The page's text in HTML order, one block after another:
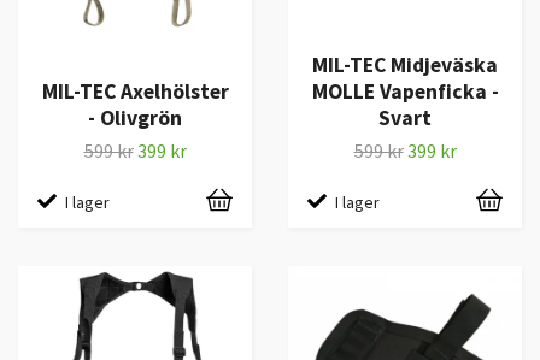
MIL-TEC Axelhölster
- Olivgrön
599 kr399 kr
I lager
MIL-TEC Midjeväska
MOLLE Vapenficka -
Svart
599 kr399 kr
I lager